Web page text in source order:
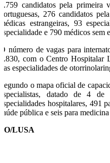
1.759 candidatos pela primeira
portuguesas, 276 candidatos
médicas estrangeiras, 93
especialidade e 790 médicos sem
O número de vagas para
1.830, com o Centro Hospitalar
nas especialidades de
Segundo o mapa oficial de
especialistas, datado de 4
especialidades hospitalares, 491
saúde pública e seis para
SO/LUSA